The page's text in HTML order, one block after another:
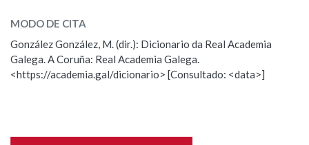
BUSCAR NO CONTIDO
Nas definicións
Observación
Nome
MODO DE CITA
González González, M. (dir.): Dicionario da Real Academia
Galega. A Coruña: Real Academia Galega.
<https://academia.gal/dicionario> [Consultado: <data>]